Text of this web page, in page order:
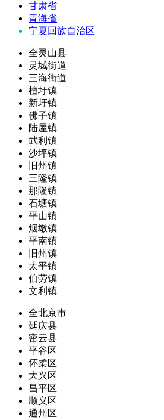
甘肃省
青海省
宁夏回族自治区
全灵山县
灵城街道
三海街道
檀圩镇
新圩镇
佛子镇
陆屋镇
武利镇
沙坪镇
旧州镇
三隆镇
那隆镇
石塘镇
平山镇
烟墩镇
平南镇
旧州镇
太平镇
伯劳镇
文利镇
全北京市
延庆县
密云县
平谷区
怀柔区
大兴区
昌平区
顺义区
通州区